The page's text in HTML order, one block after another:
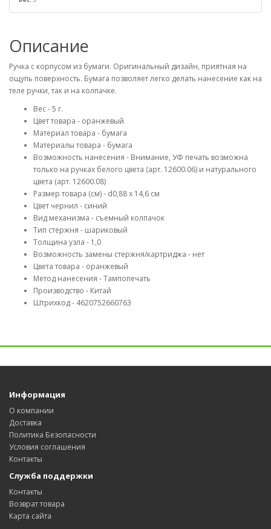
Описание
Ручка с корпусом из бумаги. Оригинальный дизайн, приятная на
ощупь поверхность. Бумага позволяет легко делать нанесение как на
теле ручки, так и на колпачке.
Вес - 5 г.
Цвет товара - оранжевый
Материал товара - бумага
Материалы товара - бумага
Возможность нанесения - Внимание, УФ печать возможна
только на ручках белого цвета (арт. 12600.06) и натурального
цвета (арт. 12600.08)
Размер товара (см) - d0,88 х 14,6 см
Цвет чернил - синий
Вид механизма - съемный колпачок
Тип стержня - шариковый
Толщина узла - 1,0
Возможность замены стержня/картриджа - нет
Цвета товара - оранжевый
Метод нанесения - Тампопечать
Производство - Китай
Штрихкод - 4620752660763
Информация
О компании
Доставка
Политика Безопасности
Условия соглашения
Контакты
Служба поддержки
Контакты
Возврат товара
Карта сайта